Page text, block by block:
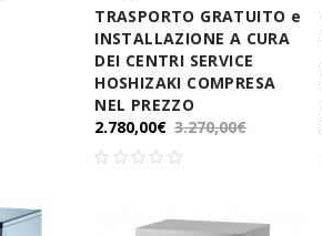
TRASPORTO GRATUITO e
INSTALLAZIONE A CURA
DEI CENTRI SERVICE
HOSHIZAKI COMPRESA
NEL PREZZO
2.780,00€ 3.270,00€